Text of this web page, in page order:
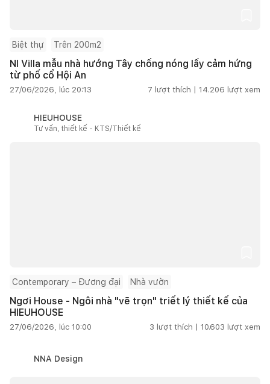
Biệt thự Trên 200m2
NI Villa mẫu nhà hướng Tây chống nóng lấy cảm hứng
từ phố cổ Hội An
27/06/2026, lúc 20:13 7 lượt thích | 14.206 lượt xem
HIEUHOUSE
Tư vấn, thiết kế - KTS/Thiết kế
Contemporary – Đương đại Nhà vườn
Ngơi House - Ngôi nhà "vẽ trọn" triết lý thiết kế của
HIEUHOUSE
27/06/2026, lúc 10:00 3 lượt thích | 10.603 lượt xem
NNA Design